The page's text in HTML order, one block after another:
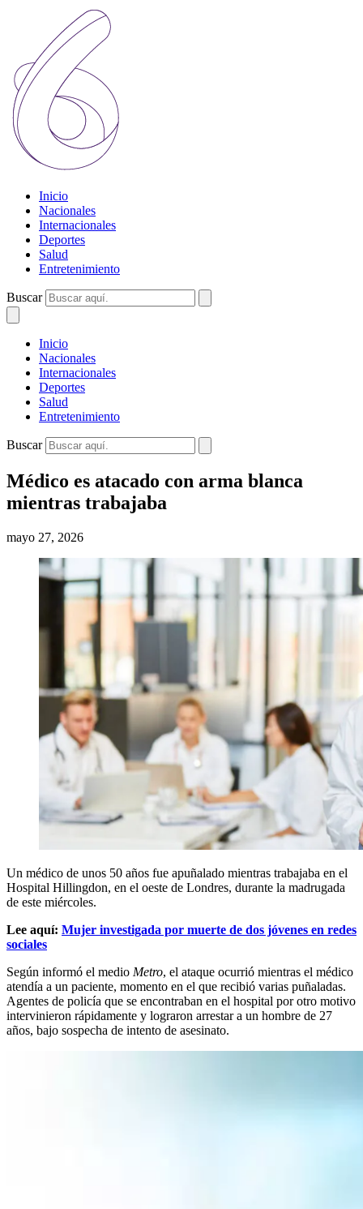
Inicio
Nacionales
Internacionales
Deportes
Salud
Entretenimiento
Buscar
Inicio
Nacionales
Internacionales
Deportes
Salud
Entretenimiento
Buscar
Médico es atacado con arma blanca
mientras trabajaba
mayo 27, 2026
Un médico de unos 50 años fue apuñalado mientras trabajaba en el
Hospital Hillingdon, en el oeste de Londres, durante la madrugada
de este miércoles.
Lee aquí: Mujer investigada por muerte de dos jóvenes en redes
sociales
Según informó el medio Metro, el ataque ocurrió mientras el médico
atendía a un paciente, momento en el que recibió varias puñaladas.
Agentes de policía que se encontraban en el hospital por otro motivo
intervinieron rápidamente y lograron arrestar a un hombre de 27
años, bajo sospecha de intento de asesinato.